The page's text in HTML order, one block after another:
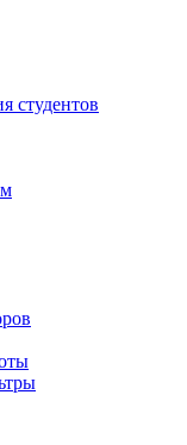
студентов